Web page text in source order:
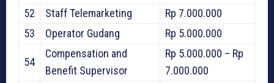
52
Staff Telemarketing
Rp 7.000.000
53
Operator Gudang Rp 5.000.000
54
Compensation and
Benefit Supervisor
Rp 5.000.000 – Rp
7.000.000